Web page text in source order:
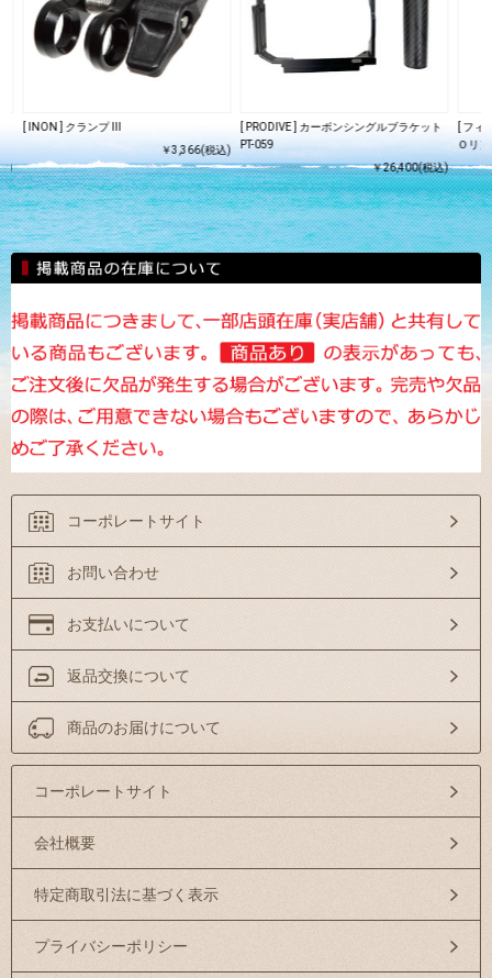
)
[ INON ] クランプ III
￥3,366(税込)
[ PRODIVE ] カーボンシングルブラケット
PT-059
￥26,400(税込)
[ フ
Ｏリ
コーポレートサイト
お問い合わせ
お支払いについて
返品交換について
商品のお届けについて
コーポレートサイト
会社概要
特定商取引法に基づく表示
プライバシーポリシー